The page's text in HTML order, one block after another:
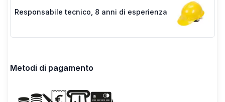
Responsabile tecnico 8 anni di esperienza
Metodi di pagamento